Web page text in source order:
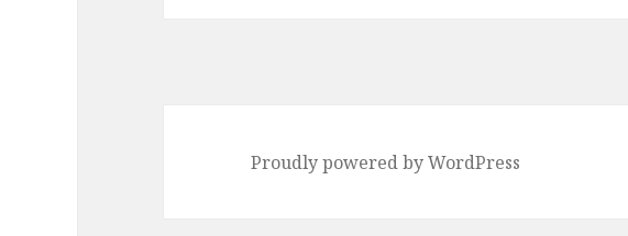
Proudly powered by WordPress